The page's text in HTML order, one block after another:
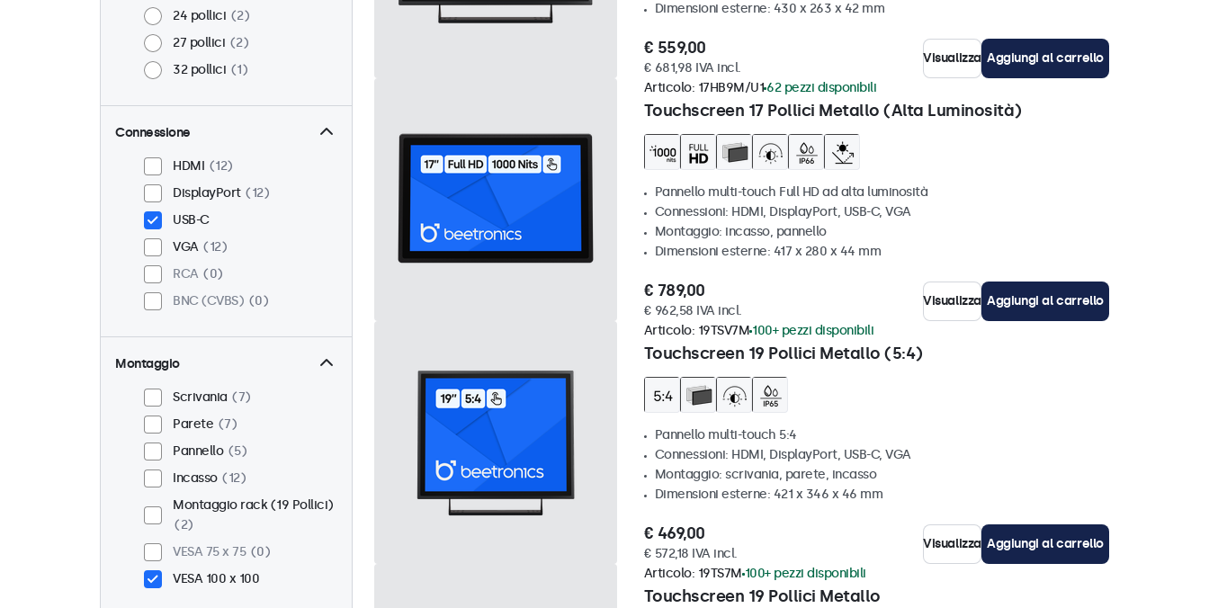
24 pollici
2
27 pollici
2
32 pollici
1
Connessione
HDMI
12
DisplayPort
12
USB-C
VGA
12
RCA
0
BNC (CVBS)
0
Montaggio
Scrivania
7
Parete
7
Pannello
5
Incasso
12
Montaggio rack (19 Pollici)
2
VESA 75 x 75
0
VESA 100 x 100
Dimensioni esterne: 430 x 263 x 42 mm
€ 559,00
€ 681,98 IVA incl.
Visualizza Aggiungi al carrello
Touchscreen 17 Pollici Metallo (Alta Luminosità)
Articolo: 17HB9M/U1 62 pezzi disponibili
Pannello multi-touch Full HD ad alta luminosità
Connessioni: HDMI, DisplayPort, USB-C, VGA
Montaggio: incasso, pannello
Dimensioni esterne: 417 x 280 x 44 mm
€ 789,00
€ 962,58 IVA incl.
Visualizza Aggiungi al carrello
Touchscreen 19 Pollici Metallo (5:4)
Articolo: 19TSV7M 100+ pezzi disponibili
Pannello multi-touch 5:4
Connessioni: HDMI, DisplayPort, USB-C, VGA
Montaggio: scrivania, parete, incasso
Dimensioni esterne: 421 x 346 x 46 mm
€ 469,00
€ 572,18 IVA incl.
Visualizza Aggiungi al carrello
Touchscreen 19 Pollici Metallo
Articolo: 19TS7M 100+ pezzi disponibili